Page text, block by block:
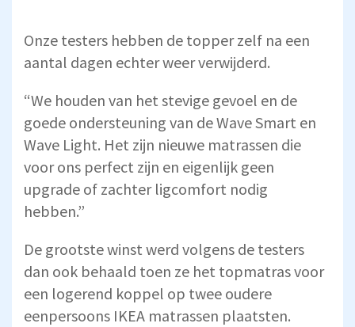
Onze testers hebben de topper zelf na een
aantal dagen echter weer verwijderd.
“We houden van het stevige gevoel en de
goede ondersteuning van de Wave Smart en
Wave Light. Het zijn nieuwe matrassen die
voor ons perfect zijn en eigenlijk geen
upgrade of zachter ligcomfort nodig
hebben.”
De grootste winst werd volgens de testers
dan ook behaald toen ze het topmatras voor
een logerend koppel op twee oudere
eenpersoons IKEA matrassen plaatsten.